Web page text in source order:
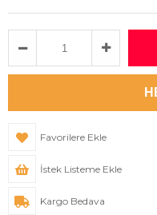
Favorilere Ekle
İstek Listeme Ekle
Kargo Bedava